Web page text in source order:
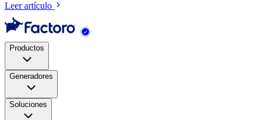
Leer artículo
Productos
Generadores
Soluciones